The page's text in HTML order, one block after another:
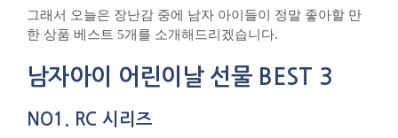
그래서 오늘은 장난감 중에 남자 아이들이 정말 좋아할 만
한 상품 베스트 5개를 소개해드리겠습니다.
남자아이 어린이날 선물 BEST 3
NO1. RC 시리즈